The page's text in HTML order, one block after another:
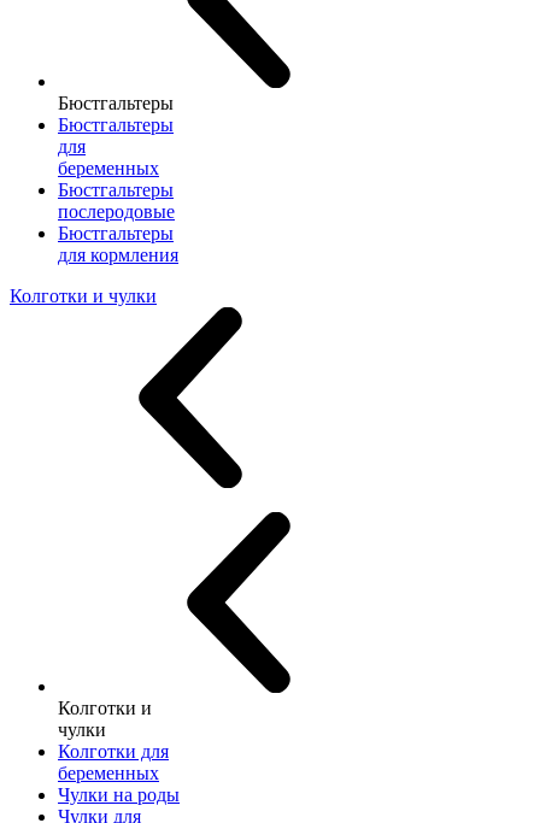
Бюстгальтеры
Бюстгальтеры
для
беременных
Бюстгальтеры
послеродовые
Бюстгальтеры
для кормления
Колготки и чулки
Колготки и
чулки
Колготки для
беременных
Чулки на роды
Чулки для